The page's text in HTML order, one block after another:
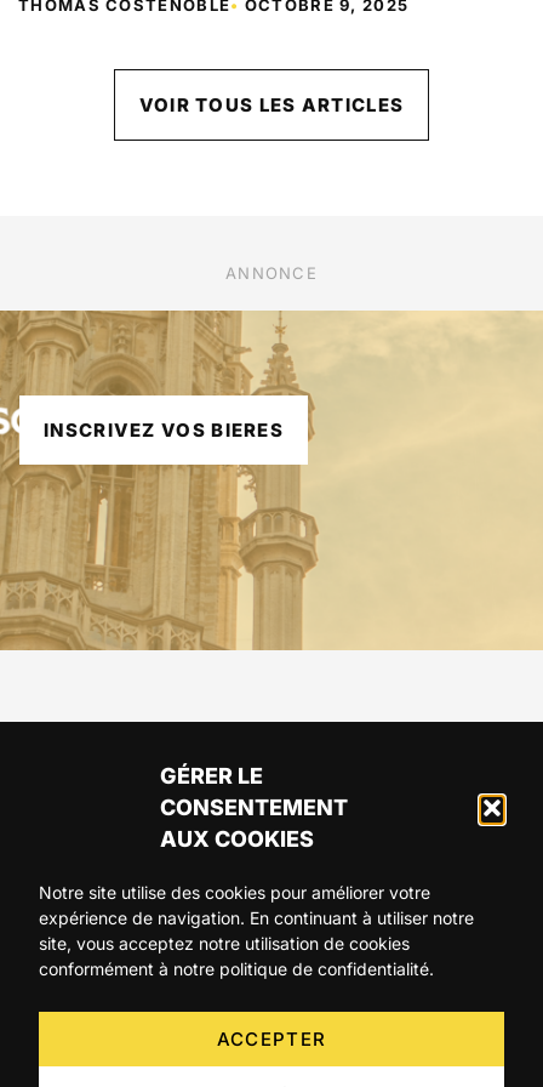
GÉRER LE
CONSENTEMENT
AUX COOKIES
Notre site utilise des cookies pour améliorer votre
expérience de navigation. En continuant à utiliser notre
site, vous acceptez notre utilisation de cookies
conformément à notre politique de confidentialité.
ACCEPTER
THOMAS COSTENOBLE• OCTOBRE 9, 2025
VOIR TOUS LES ARTICLES
ANNONCE
INSCRIVEZ VOS BIERES
ARTICLES AGENDA A PROPOS